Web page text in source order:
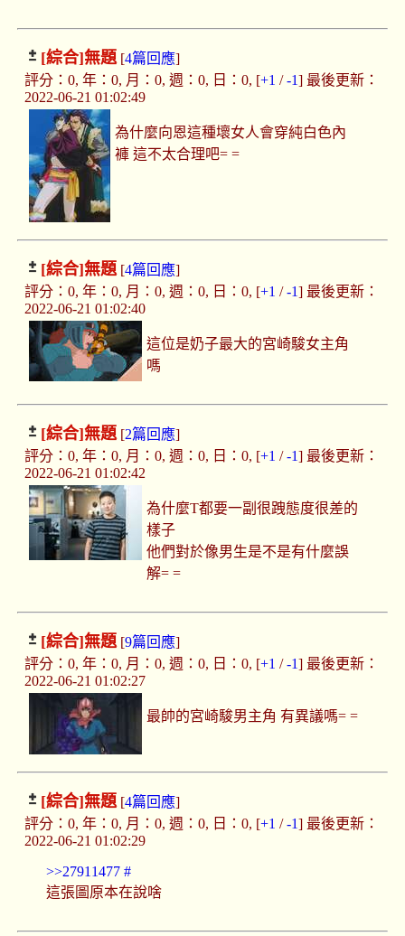
[綜合]無題[4篇回應]
評分：0, 年：0, 月：0, 週：0, 日：0, [+1 /-1] 最後更新：
2022-06-21 01:02:49
為什麼向恩這種壞女人會穿純白色內
褲 這不太合理吧= =
[綜合]無題[4篇回應]
評分：0, 年：0, 月：0, 週：0, 日：0, [+1 /-1] 最後更新：
2022-06-21 01:02:40
這位是奶子最大的宮崎駿女主角
嗎
[綜合]無題[2篇回應]
評分：0, 年：0, 月：0, 週：0, 日：0, [+1 /-1] 最後更新：
2022-06-21 01:02:42
為什麼T都要一副很跩態度很差的
樣子
他們對於像男生是不是有什麼誤
解= =
[綜合]無題[9篇回應]
評分：0, 年：0, 月：0, 週：0, 日：0, [+1 /-1] 最後更新：
2022-06-21 01:02:27
最帥的宮崎駿男主角 有異議嗎= =
[綜合]無題[4篇回應]
評分：0, 年：0, 月：0, 週：0, 日：0, [+1 /-1] 最後更新：
2022-06-21 01:02:29
>>27911477#
這張圖原本在說啥